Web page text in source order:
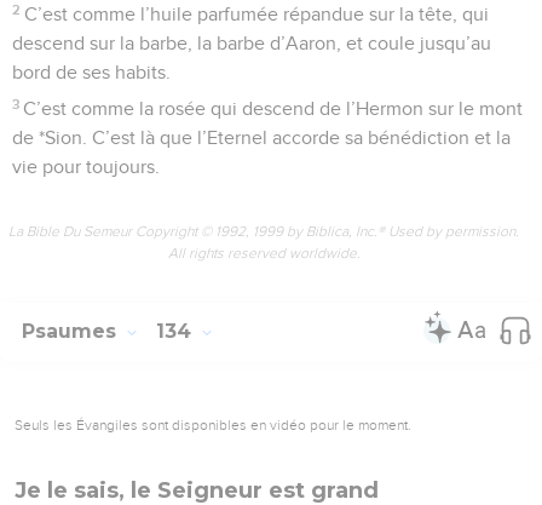
2 C’est comme l’huile parfumée répandue sur la tête, qui
descend sur la barbe, la barbe d’Aaron, et coule jusqu’au
bord de ses habits.
3 C’est comme la rosée qui descend de l’Hermon sur le mont
de *Sion. C’est là que l’Eternel accorde sa bénédiction et la
vie pour toujours.
La Bible Du Semeur Copyright © 1992, 1999 by Biblica, Inc.® Used by permission.
All rights reserved worldwide.
Psaumes 134
Seuls les Évangiles sont disponibles en vidéo pour le moment.
Je le sais, le Seigneur est grand